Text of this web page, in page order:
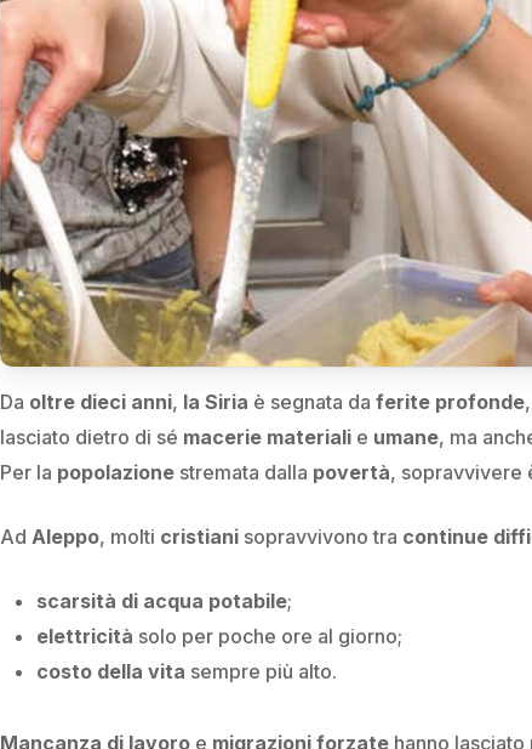
Da oltre dieci anni, la Siria è segnata daferite profonde
lasciato dietro di sé macerie materiali e umane, ma
Per la popolazione stremata dalla povertà, sopravvivere
AdAleppo, molti cristiani sopravvivono tra continue
scarsità di acqua potabile;
elettricità solo per poche ore al giorno;
costo della vita sempre più alto.
Mancanza di lavoro e migrazioni forzate hanno